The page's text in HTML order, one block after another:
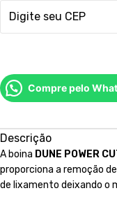
Compre pelo
Descrição
A boina DUNE POWER
proporciona a remoção
de lixamento deixando o